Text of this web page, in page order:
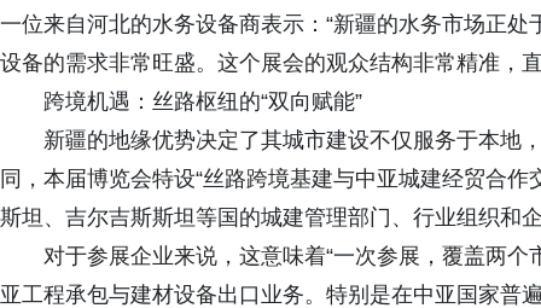
一位来自河北的水务设备商表示：“新疆的水务市场正
设备的需求非常旺盛。这个展会的观众结构非常精准，
跨境机遇：丝路枢纽的“双向赋能”
新疆的地缘优势决定了其城市建设不仅服务于本地
同，本届博览会特设“丝路跨境基建与中亚城建经贸合
斯坦、吉尔吉斯斯坦等国的城建管理部门、行业组织和
对于参展企业来说，这意味着“一次参展，覆盖两个
亚工程承包与建材设备出口业务。特别是在中亚国家普